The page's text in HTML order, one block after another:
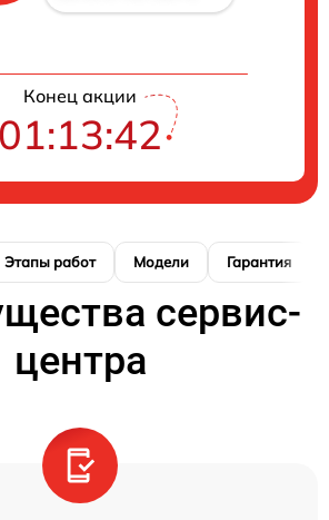
Конец акции
01:13:41
Этапы работ Модели Гарантия
сервис-
центра